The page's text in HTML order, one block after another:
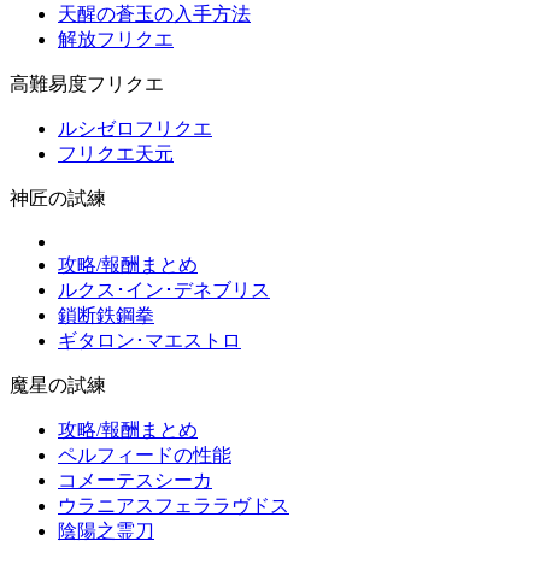
天醒の蒼玉の入手方法
解放フリクエ
高難易度フリクエ
ルシゼロフリクエ
フリクエ天元
神匠の試練
攻略/報酬まとめ
ルクス･イン･デネブリス
鎖断鉄鋼拳
ギタロン･マエストロ
魔星の試練
攻略/報酬まとめ
ペルフィードの性能
コメーテスシーカ
ウラニアスフェララヴドス
陰陽之霊刀